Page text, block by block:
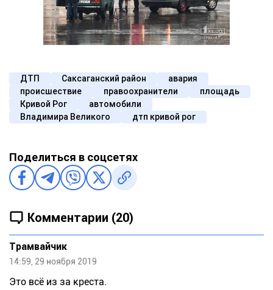
ДТП Саксаганский район
авария
происшествие
правоохранители
площадь
Кривой Рог
автомобили
Владимира Великого
дтп кривой рог
Поделиться в соцсетях
Комментарии (20)
Трамвайчик
14:59, 29 ноября 2019
Это всё из за креста.